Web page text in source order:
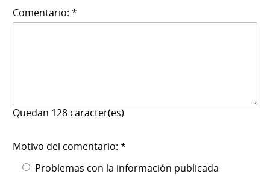
Comentario: *
Quedan 128 caracter(es)
Motivo del comentario: *
Problemas con la información publicada